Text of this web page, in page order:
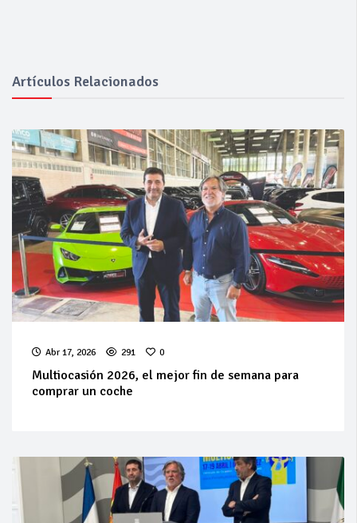
Artículos Relacionados
Abr 17, 2026 291 0
Multiocasión 2026, el mejor fin de semana para
comprar un coche